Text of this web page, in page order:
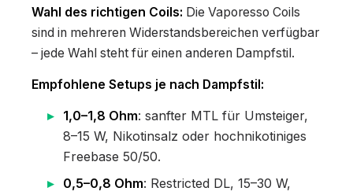
Wahl des richtigen Coils: Die Vaporesso Coils
sind in mehreren Widerstandsbereichen verfügbar
– jede Wahl steht für einen anderen Dampfstil.
Empfohlene Setups je nach Dampfstil:
1,0–1,8 Ohm: sanfter MTL für Umsteiger,
8–15 W, Nikotinsalz oder hochnikotiniges
Freebase 50/50.
0,5–0,8 Ohm: Restricted DL, 15–30 W,